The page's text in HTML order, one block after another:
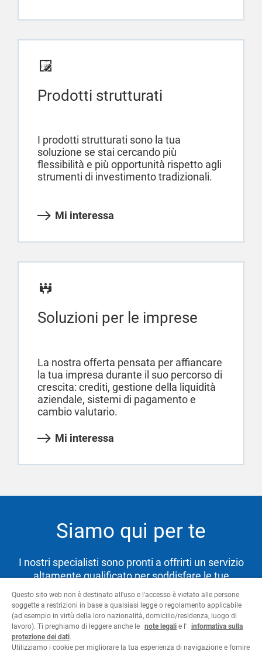
Prodotti strutturati
I prodotti strutturati sono la tua
soluzione se stai cercando più
flessibilità e più opportunità rispetto agli
strumenti di investimento tradizionali.
Mi interessa
Soluzioni per le imprese
La nostra offerta pensata per affiancare
la tua impresa durante il suo percorso di
crescita: crediti, gestione della liquidità
aziendale, sistemi di pagamento e
cambio valutario.
Mi interessa
Siamo qui per te
I nostri specialisti sono pronti a offrirti un servizio
altamente qualificato per soddisfare le tue
necessità e aiutarti a raggiungere i tuoi obiettivi.
Contattaci
Questo sito web non è destinato all'uso e l'accesso è vietato alle persone
soggette a restrizioni in base a qualsiasi legge o regolamento applicabile
(ad esempio in virtù della loro nazionalità, domicilio/residenza, luogo di
lavoro). Ti preghiamo di leggere anche le note legali e l' informativa sulla
protezione dei dati.
Utilizziamo i cookie per migliorare la tua esperienza di navigazione e fornire